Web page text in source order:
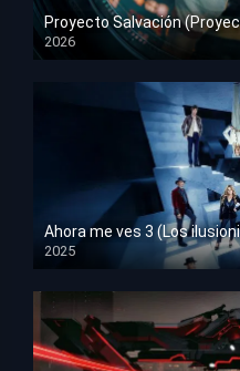
Proyecto Salvación
2026
HD 1080p
Ahora me ves 3 (Los
2025
HD 1080p